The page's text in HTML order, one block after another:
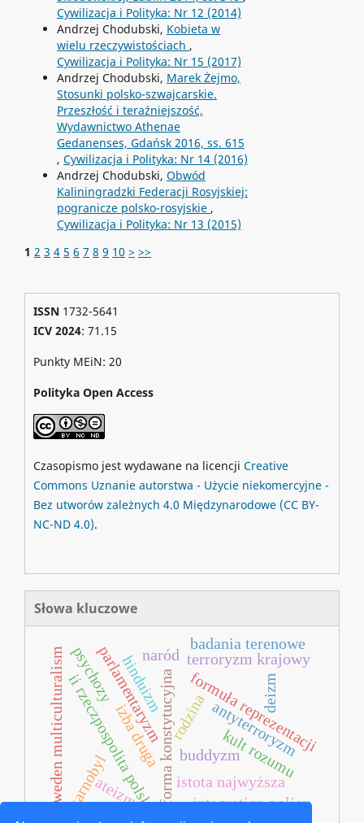
Cywilizacja i Polityka: Nr 12 (2014)
Andrzej Chodubski, Kobieta w
wielu rzeczywistościach ,
Cywilizacja i Polityka: Nr 15 (2017)
Andrzej Chodubski, Marek Żejmo,
Stosunki polsko-szwajcarskie.
Przeszłość i teraźniejszość,
Wydawnictwo Athenae
Gedanenses, Gdańsk 2016, ss. 615
, Cywilizacja i Polityka: Nr 14 (2016)
Andrzej Chodubski, Obwód
Kaliningradzki Federacji Rosyjskiej:
pogranicze polsko-rosyjskie ,
Cywilizacja i Polityka: Nr 13 (2015)
1 2 3 4 5 6 7 8 9 10 > >>
ISSN1732-5641
ICV 2024: 71.15
Punkty MEiN: 20
Polityka Open Access
Czasopismo jest wydawane na licencji Creative
Commons Uznanie autorstwa - Użycie niekomercyjne -
Bez utworów zależnych 4.0 Międzynarodowe (CC BY-
NC-ND 4.0).
Słowa kluczowe
rodzina
reforma konstytucyjnaistota najwyższa
kult rozumu
ii rzeczpospolita polska formuła reprezentacji
izba druga
parlamentaryzm
hinduizm
buddyzm
terroryzm krajowy
antyterroryzm
czarnobyl
deizm
integration policy
sweden multiculturalismpsychozy
ateizm
naród
badania terenowe